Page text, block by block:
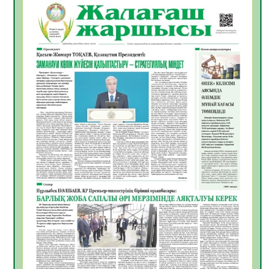
06.08.2026
Инфекциялық ауруларға қарсы иммундау
жұмыстарының тиімділігі
06.08.2026
48
Көкжөтел ауруы туралы
06.08.2026
44
АПВ вакцинасы туралы мәлімет
06.08.2026
43
Open Air: Қызылорда облысы полиция
департаменті 20 мыңнан астам
көрерменнің қауіпсіздігін қамтамасыз етті
06.08.2026
57
ҚЫЗЫЛОРДАДА «САНАЛЫ ҰРПАҚ –
ЖАРҚЫН БОЛАШАҚ» АТТЫ КЕҢЕЙТІЛГЕН
МӘЖІЛІС ӨТТІ